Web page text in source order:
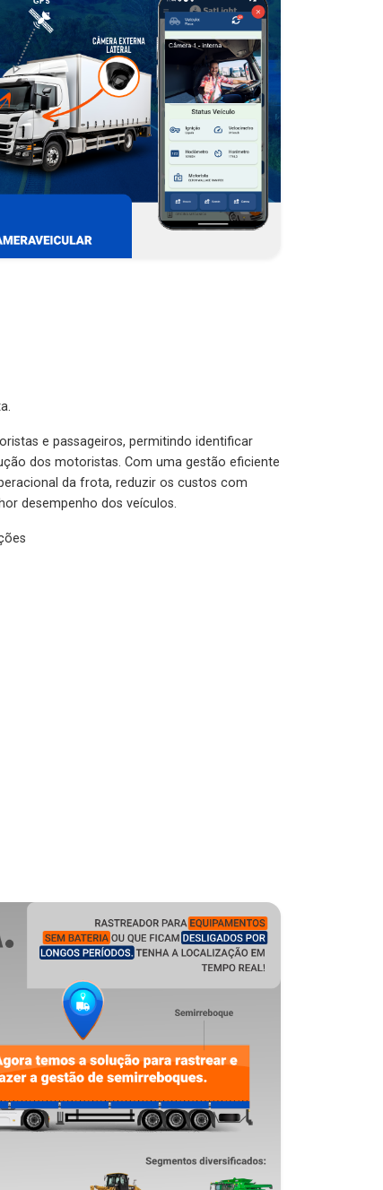
e passageiros, permitindo identificar
dos motoristas. Com uma gestão eficiente
da frota, reduzir os custos com
desempenho dos veículos.